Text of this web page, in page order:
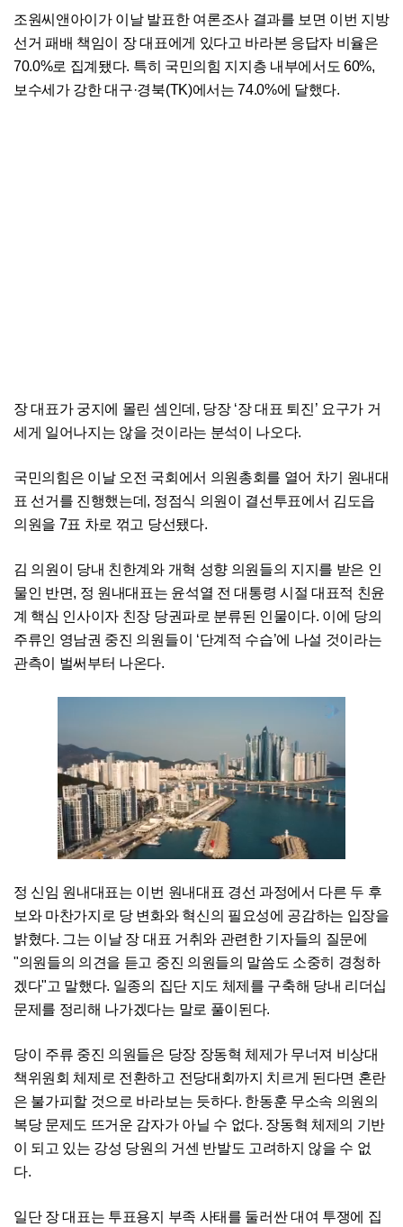
조원씨앤아이가 이날 발표한 여론조사 결과를 보면 이번 지방
선거 패배 책임이 장 대표에게 있다고 바라본 응답자 비율은
70.0%로 집계됐다. 특히 국민의힘 지지층 내부에서도 60%,
보수세가 강한 대구·경북(TK)에서는 74.0%에 달했다.
장 대표가 궁지에 몰린 셈인데, 당장 ‘장 대표 퇴진’ 요구가 거
세게 일어나지는 않을 것이라는 분석이 나오다.
국민의힘은 이날 오전 국회에서 의원총회를 열어 차기 원내대
표 선거를 진행했는데, 정점식 의원이 결선투표에서 김도읍
의원을 7표 차로 꺾고 당선됐다.
김 의원이 당내 친한계와 개혁 성향 의원들의 지지를 받은 인
물인 반면, 정 원내대표는 윤석열 전 대통령 시절 대표적 친윤
계 핵심 인사이자 친장 당권파로 분류된 인물이다. 이에 당의
주류인 영남권 중진 의원들이 ‘단계적 수습’에 나설 것이라는
관측이 벌써부터 나온다.
정 신임 원내대표는 이번 원내대표 경선 과정에서 다른 두 후
보와 마찬가지로 당 변화와 혁신의 필요성에 공감하는 입장을
밝혔다. 그는 이날 장 대표 거취와 관련한 기자들의 질문에
"의원들의 의견을 듣고 중진 의원들의 말씀도 소중히 경청하
겠다"고 말했다. 일종의 집단 지도 체제를 구축해 당내 리더십
문제를 정리해 나가겠다는 말로 풀이된다.
당이 주류 중진 의원들은 당장 장동혁 체제가 무너져 비상대
책위원회 체제로 전환하고 전당대회까지 치르게 된다면 혼란
은 불가피할 것으로 바라보는 듯하다. 한동훈 무소속 의원의
복당 문제도 뜨거운 감자가 아닐 수 없다. 장동혁 체제의 기반
이 되고 있는 강성 당원의 거센 반발도 고려하지 않을 수 없
다.
일단 장 대표는 투표용지 부족 사태를 둘러싼 대여 투쟁에 집